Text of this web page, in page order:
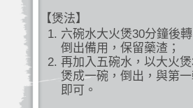
【煲法】
六碗水大火煲30分鐘後
倒出備用，保留藥渣；
再加入五碗水，以大火
煲成一碗，倒出，與第
即可。